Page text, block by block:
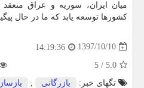
میان ایران، سوریه و عراق منعقد
كشورها توسعه یابد كه ما در حال
1397/10/10
14:19:36
5.0
/
5
تگهای خبر:
بازرگانی